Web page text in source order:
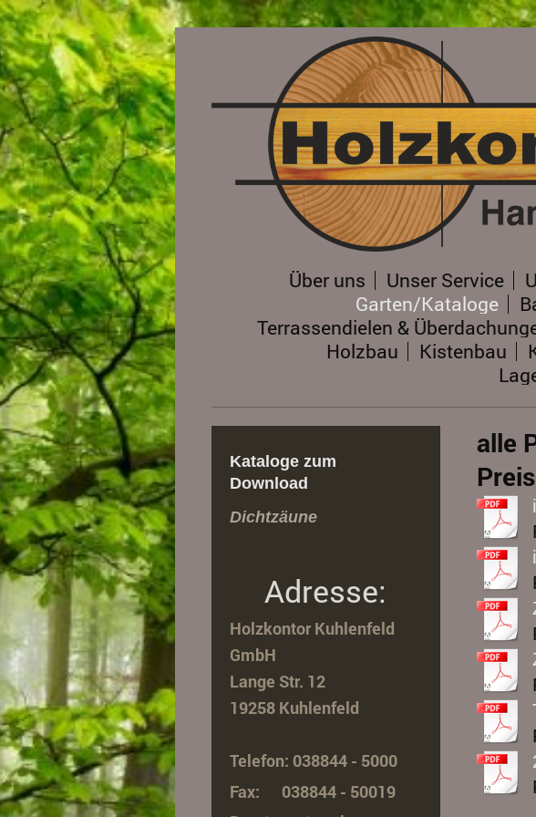
Über uns Unser Service
Garten/Kataloge
Terrassendielen &
Holzbau
Kistenbau
alle
Kataloge zum
Download
Dichtzäune
Adresse:
Holzkontor Kuhlenfeld
GmbH
Lange Str. 12
19258 Kuhlenfeld
Telefon: 038844 - 5000
Fax: 038844 - 50019